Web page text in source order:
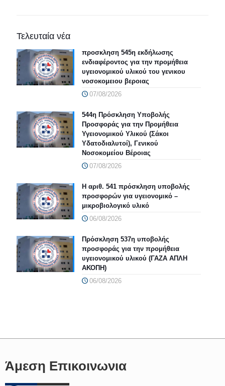
Τελευταία νέα
προσκληση 545η εκδήλωσης
ενδιαφέροντος για την προμήθεια
υγειονομικού υλικού του γενικου
νοσοκομειου βεροιας
07/08/2026
544η Πρόσκληση Υποβολής
Προσφοράς για την Προμήθεια
Υγειονομικού Υλικού (Σάκοι
Υδατοδιαλυτοί), Γενικού
Νοσοκομείου Βέροιας
07/08/2026
Η αριθ. 541 πρόσκληση υποβολής
προσφορών για υγειονομικό –
μικροβιολογικό υλικό
06/08/2026
Πρόσκληση 537η υποβολής
προσφοράς για την προμήθεια
υγειονομικού υλικού (ΓΑΖΑ ΑΠΛΗ
ΑΚΟΠΗ)
06/08/2026
Άμεση Επικοινωνια